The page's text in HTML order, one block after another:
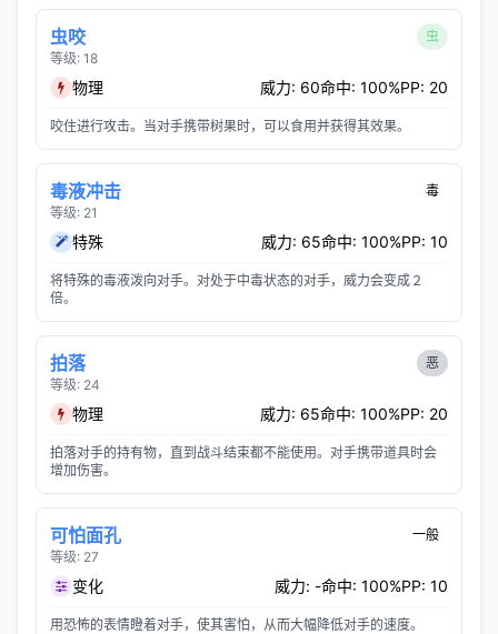
虫咬
等级: 18
虫
物理 威力: 60命中: 100%PP: 20
咬住进行攻击。当对手携带树果时，可以食用并获得其效果。
毒液冲击
等级: 21
毒
特殊 威力: 65命中: 100%PP: 10
将特殊的毒液泼向对手。对处于中毒状态的对手，威力会变成２
倍。
拍落
等级: 24
恶
物理 威力: 65命中: 100%PP: 20
拍落对手的持有物，直到战斗结束都不能使用。对手携带道具时会
增加伤害。
可怕面孔
等级: 27
一般
变化 威力: -命中: 100%PP: 10
用恐怖的表情瞪着对手，使其害怕，从而大幅降低对手的速度。